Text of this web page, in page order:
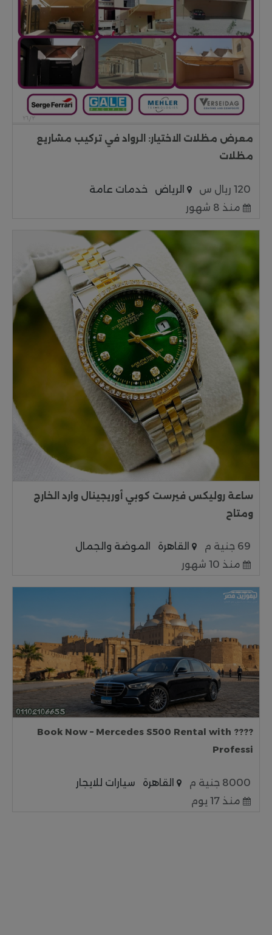
معرض مظلات الاختيار: الرواد في تركيب مشاريع
مظلات
120 ريال س الرياض
خدمات عامة
منذ 8 شهور
ساعة روليكس فيرست كوبي أوريجينال وارد الخارج
ومتاح
69 جنية م القاهرة
الموضة والجمال
منذ 10 شهور
???? Book Now – Mercedes S500 Rental with
Professi
8000 جنية م القاهرة
سيارات للايجار
منذ 17 يوم